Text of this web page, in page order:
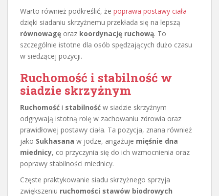
Warto również podkreślić, że poprawa postawy ciała
dzięki siadaniu skrzyżnemu przekłada się na lepszą
równowagę oraz koordynację ruchową. To
szczególnie istotne dla osób spędzających dużo czasu
w siedzącej pozycji.
Ruchomość i stabilność w
siadzie skrzyżnym
Ruchomość i stabilność w siadzie skrzyżnym
odgrywają istotną rolę w zachowaniu zdrowia oraz
prawidłowej postawy ciała. Ta pozycja, znana również
jako Sukhasana w jodze, angażuje mięśnie dna
miednicy, co przyczynia się do ich wzmocnienia oraz
poprawy stabilności miednicy.
Częste praktykowanie siadu skrzyżnego sprzyja
zwiększeniu ruchomości stawów biodrowych